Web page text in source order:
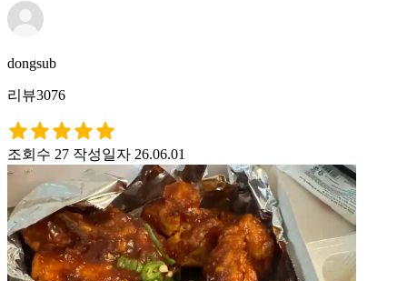
dongsub
리뷰3076
조회수 27 작성일자 26.06.01